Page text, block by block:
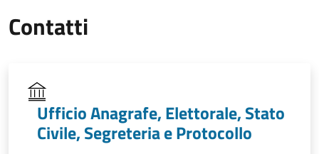
Contatti
Ufficio Anagrafe, Elettorale, Stato
Civile, Segreteria e Protocollo